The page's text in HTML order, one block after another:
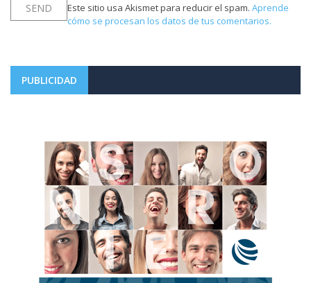
Este sitio usa Akismet para reducir el spam. Aprende
cómo se procesan los datos de tus comentarios.
PUBLICIDAD